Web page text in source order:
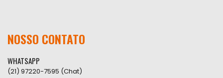
NOSSO CONTATO
WHATSAPP
(21) 97220-7595 (Chat)